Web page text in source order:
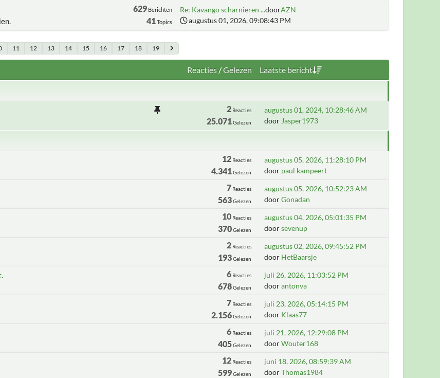
629Berichten
41Topics
Re: Kavango scharnieren ...doorAZN
augustus 01, 2026, 09:08:43 PM
11 12 13 14 15 16 17 18 19
Reacties/Gelezen Laatste bericht
2Reacties
25.071Gelezen
augustus 01, 2024, 10:28:46 AM
door Jasper1973
12 Reacties
4.341Gelezen
augustus 05, 2026, 11:28:10 PM
door paul kampeert
7 Reacties
563Gelezen
augustus 05, 2026, 10:52:23 AM
doorGonadan
10 Reacties
370Gelezen
augustus 04, 2026, 05:01:35 PM
doorsevenup
2 Reacties
193Gelezen
augustus 02, 2026, 09:45:52 PM
door HetBaarsje
6 Reacties
678Gelezen
juli 26, 2026, 11:03:52 PM
doorantonva
7 Reacties
2.156Gelezen
juli 23, 2026, 05:14:15 PM
door Klaas77
6 Reacties
405Gelezen
juli 21, 2026, 12:29:08 PM
doorWouter168
12 Reacties
599Gelezen
juni 18, 2026, 08:59:39 AM
doorThomas1984